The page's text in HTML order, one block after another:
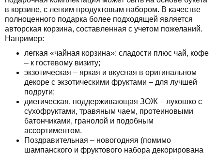
в корзине, с легким продуктовым набором. В качестве
полноценного подарка более подходящей является
авторская корзина, составленная с учетом пожеланий.
Например:
легкая «чайная корзина»: сладости плюс чай, кофе
– к гостевому визиту;
экзотическая – яркая и вкусная в оригинальном
декоре с экзотическими фруктами – для лучшей
подруги;
диетическая, поддерживающая ЗОЖ – лукошко с
сухофруктами, травяным чаем, протеиновыми
батончиками, гранолой и подобным
ассортиментом.
Поздравительная – новогодняя (помимо
шампанского и фруктового набора декорирована